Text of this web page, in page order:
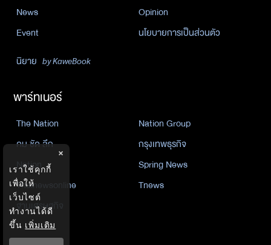
News
Opinion
Event
นโยบายการเป็นส่วนตัว
นิยาย by KaweBook
พาร์ทเนอร์
The Nation
Nation Group
คม ชัด ลึก
กรุงเทพธุรกิจ
Nation
Spring News
Thainewsonline
Tnews
ฐานเศรษฐกิจ
×
เราใช้คุกกี้
เพื่อให้
เว็บไซต์
ทำงานได้ดี
ขึ้น เพิ่มเติม